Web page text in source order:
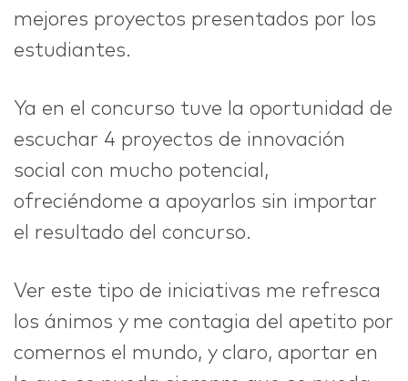
mejores proyectos presentados por los
estudiantes.
Ya en el concurso tuve la oportunidad de
escuchar 4 proyectos de innovación
social con mucho potencial,
ofreciéndome a apoyarlos sin importar
el resultado del concurso.
Ver este tipo de iniciativas me refresca
los ánimos y me contagia del apetito por
comernos el mundo, y claro, aportar en